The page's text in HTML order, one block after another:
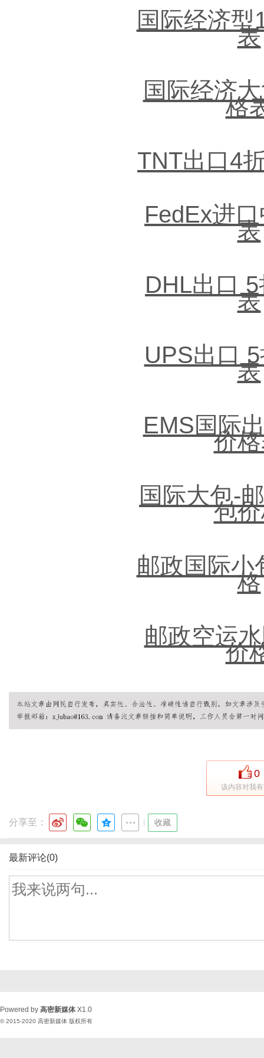
国际经济型
表
国际经济
格
TNT出口4
FedEx进
表
DHL出口
表
UPS出口
表
EMS国际
价
国际大包-
包
邮政国际小
格
邮政空运
价
0
该内容对我
分享至： 收藏
最新评论(0)
Powered by 高密新媒体 X1.0
© 2015-2020 高密新媒体 版权所有